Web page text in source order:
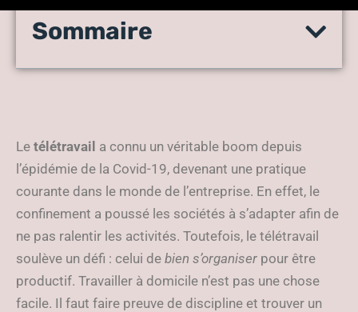
est en télétravail
Sommaire
Le télétravail a connu un véritable boom depuis
l’épidémie de la Covid-19, devenant une pratique
courante dans le monde de l’entreprise. En effet, le
confinement a poussé les sociétés à s’adapter afin de
ne pas ralentir les activités. Toutefois, le télétravail
soulève un défi : celui de bien s’organiser pour être
productif. Travailler à domicile n’est pas une chose
facile. Il faut faire preuve de discipline et trouver un